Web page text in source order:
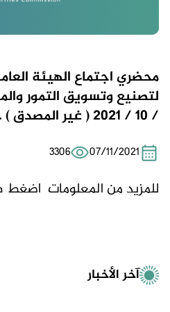
محضري اجتماع الهيئة
/ 10 / 2021 ( غير المصدق ) .
07/11/2021
3306
للمزيد من المعلومات اضغط
آخر الأخبار